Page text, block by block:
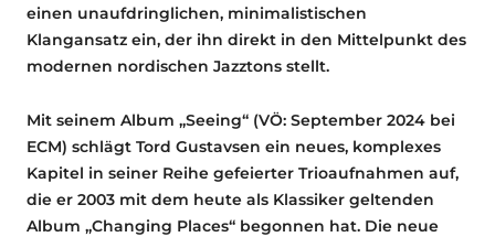
einen unaufdringlichen, minimalistischen
Klangansatz ein, der ihn direkt in den Mittelpunkt des
modernen nordischen Jazztons stellt.
Mit seinem Album „Seeing“ (VÖ: September 2024 bei
ECM) schlägt Tord Gustavsen ein neues, komplexes
Kapitel in seiner Reihe gefeierter Trioaufnahmen auf,
die er 2003 mit dem heute als Klassiker geltenden
Album „Changing Places“ begonnen hat. Die neue